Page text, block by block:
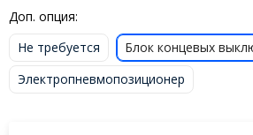
Доп. опция:
Не требуется
Блок концевых
Электропневмопозиционер